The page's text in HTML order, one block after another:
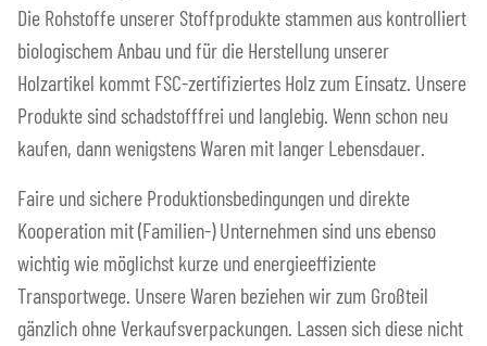
Die Rohstoffe unserer Stoffprodukte stammen aus kontrolliert
biologischem Anbau und für die Herstellung unserer
Holzartikel kommt FSC-zertifiziertes Holz zum Einsatz. Unsere
Produkte sind schadstofffrei und langlebig. Wenn schon neu
kaufen, dann wenigstens Waren mit langer Lebensdauer.
Faire und sichere Produktionsbedingungen und direkte
Kooperation mit (Familien-) Unternehmen sind uns ebenso
wichtig wie möglichst kurze und energieeffiziente
Transportwege. Unsere Waren beziehen wir zum Großteil
gänzlich ohne Verkaufsverpackungen. Lassen sich diese nicht